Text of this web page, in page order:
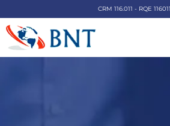
CRM 116.011 - RQE 116011